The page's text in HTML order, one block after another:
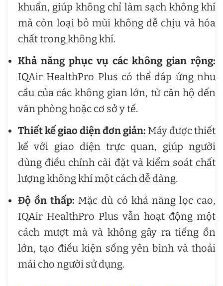
khuẩn, giúp không chỉ làm sạch không khí
mà còn loại bỏ mùi không dễ chịu và hóa
chất trong không khí.
Khả năng phục vụ các không gian rộng:
IQAir HealthPro Plus có thể đáp ứng nhu
cầu của các không gian lớn, từ căn hộ đến
văn phòng hoặc cơ sở y tế.
Thiết kế giao diện đơn giản: Máy được thiết
kế với giao diện trực quan, giúp người
dùng điều chỉnh cài đặt và kiểm soát chất
lượng không khí một cách dễ dàng.
Độ ồn thấp: Mặc dù có khả năng lọc cao,
IQAir HealthPro Plus vẫn hoạt động một
cách mượt mà và không gây ra tiếng ồn
lớn, tạo điều kiện sống yên bình và thoải
mái cho người sử dụng.